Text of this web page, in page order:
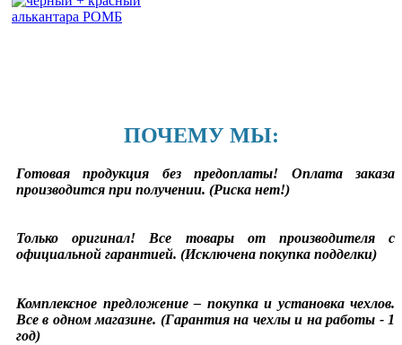
ПОЧЕМУ МЫ:
Готовая продукция без предоплаты! Оплата заказа
производится при получении. (Риска нет!)
Только оригинал! Все товары от производителя с
официальной гарантией. (Исключена покупка подделки)
Комплексное предложение – покупка и установка чехлов.
Все в одном магазине. (Гарантия на чехлы и на работы - 1
год)